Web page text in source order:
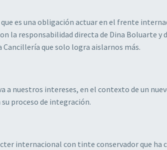
es una obligación actuar en el frente
la responsabilidad directa de Dina Boluarte y
que solo logra aislarnos más.
a nuestros intereses, en el contexto de un
proceso de integración.
internacional con tinte conservador que ha